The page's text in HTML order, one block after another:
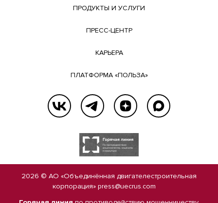
ПРОДУКТЫ И УСЛУГИ
ПРЕСС-ЦЕНТР
КАРЬЕРА
ПЛАТФОРМА «ПОЛЬЗА»
2026 © АО «Объединённая двигателестроительная
корпорация» press@uecrus.com